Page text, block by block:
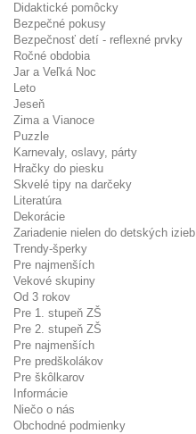
Didaktické pomôcky
Bezpečné pokusy
Bezpečnosť detí - reflexné prvky
Ročné obdobia
Jar a Veľká Noc
Leto
Jeseň
Zima a Vianoce
Puzzle
Karnevaly, oslavy, párty
Hračky do piesku
Skvelé tipy na darčeky
Literatúra
Dekorácie
Zariadenie nielen do detských izieb
Trendy-šperky
Pre najmenších
Vekové skupiny
Od 3 rokov
Pre 1. stupeň ZŠ
Pre 2. stupeň ZŠ
Pre najmenších
Pre predškolákov
Pre škôlkarov
Informácie
Niečo o nás
Obchodné podmienky